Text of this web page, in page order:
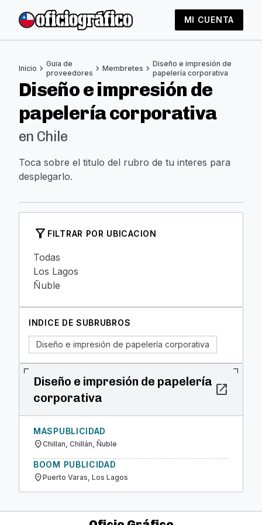
MI CUENTA
Inicio chevron_right Guia de
proveedores chevron_right Membretes chevron_right Diseño e impresión de
papelería corporativa
Diseño e impresión de
papelería corporativa
en Chile
Toca sobre el titulo del rubro de tu interes para
desplegarlo.
filter_alt FILTRAR POR UBICACION
Todas
Los Lagos
Ñuble
INDICE DE SUBRUBROS
Diseño e impresión de papelería corporativa
Diseño e impresión de papelería
corporativa
open_in_new
MASPUBLICIDAD
location_onChillan, Chillán, Ñuble
BOOM PUBLICIDAD
location_onPuerto Varas, Los Lagos